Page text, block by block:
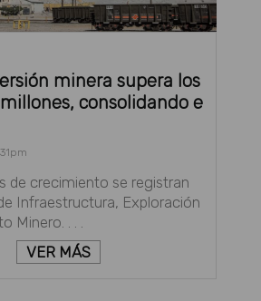
minera supera los
consolidando e
de crecimiento se registran
Infraestructura, Exploración
Minero. . . .
VER MÁS